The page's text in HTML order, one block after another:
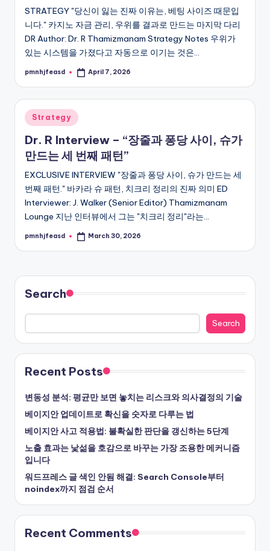
STRATEGY "당신이 잃는 진짜 이유는, 베팅 사이즈 때문입
니다." 카지노 자금 관리, 우위를 결과로 만드는 마지막 다리
DR Author: Dr. R Thamizmanam Strategy Notes 우위가
있는 시스템을 가졌다고 자동으로 이기는 것은…
Posted
pmnhjfeasd April 7, 2026
Posted
in
Strategy
Dr. R Interview – “장줄과 퐁당 사이, 슈가
만드는 세 번째 패턴”
EXCLUSIVE INTERVIEW "장줄과 퐁당 사이, 슈가 만드는 세
번째 패턴." 바카라 슈 패턴, 치크리 정리의 진짜 의미 ED
Interviewer: J. Walker (Senior Editor) Thamizmanam
Lounge 지난 인터뷰에서 그는 "치크리 정리"라는…
Posted
pmnhjfeasd March 30, 2026
Search
Search
Recent Posts
변동성 분석: 평균만 보면 놓치는 리스크와 의사결정의 기술
베이지안 업데이트로 확신을 숫자로 다루는 법
베이지안 사고 적용법: 불확실한 판단을 갱신하는 5단계
노출 효과는 낯섦을 호감으로 바꾸는 가장 조용한 메커니즘
입니다
워드프레스 글 색인 안됨 해결: Search Console부터
noindex까지 점검 순서
Recent Comments